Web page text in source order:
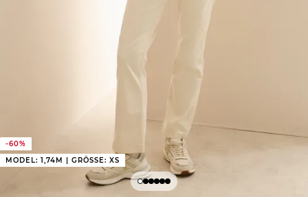
-60%
MODEL: 1,74M | GRÖSSE: XS